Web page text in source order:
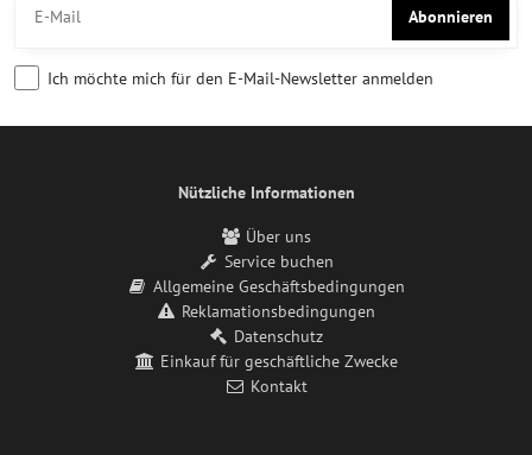
Abonnieren
Ich möchte mich für den E-Mail-Newsletter anmelden
Nützliche Informationen
Über uns
Service buchen
Allgemeine Geschäftsbedingungen
Reklamationsbedingungen
Datenschutz
Einkauf für geschäftliche Zwecke
Kontakt